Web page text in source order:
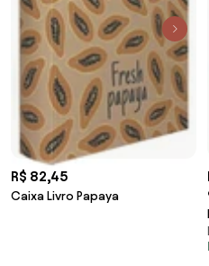
R$ 82,45
Caixa Livro Papaya